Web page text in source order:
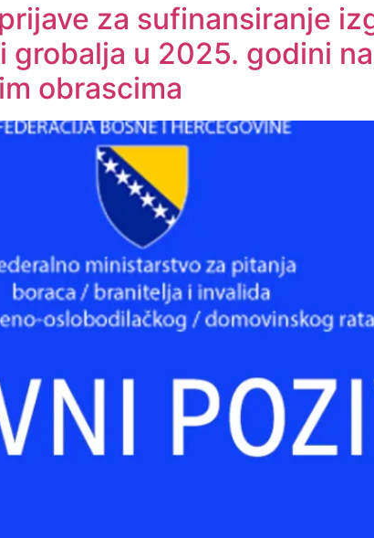
za sufinansiranje
u 2025. godini
obrascima